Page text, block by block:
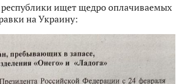
ищет щедро оплачиваемых
на Украину: